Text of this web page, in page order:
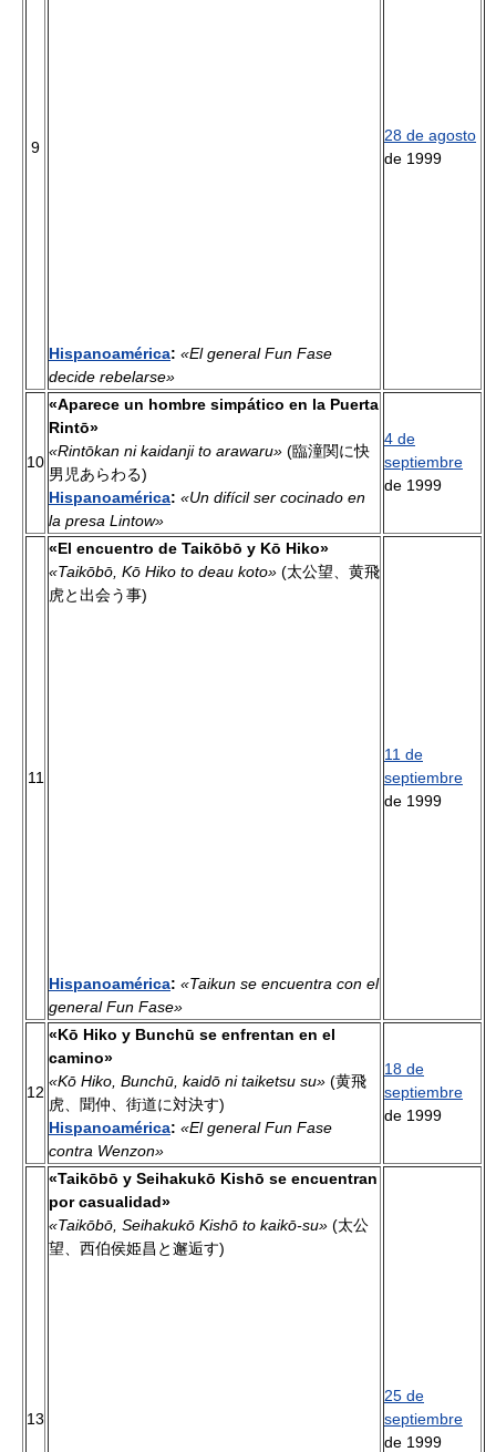
9
Hispanoamérica: «El general Fun Fase
decide rebelarse»
28 de agosto
de 1999
10
«Aparece un hombre simpático en la Puerta
Rintō»
«Rintōkan ni kaidanji to arawaru» (臨潼関に快
男児あらわる)
Hispanoamérica: «Un difícil ser cocinado en
la presa Lintow»
4 de
septiembre
de 1999
11
«El encuentro de Taikōbō y Kō Hiko»
«Taikōbō, Kō Hiko to deau koto» (太公望、黄飛
虎と出会う事)
Hispanoamérica: «Taikun se encuentra con el
general Fun Fase»
11 de
septiembre
de 1999
12
«Kō Hiko y Bunchū se enfrentan en el
camino»
«Kō Hiko, Bunchū, kaidō ni taiketsu su» (黄飛
虎、聞仲、街道に対決す)
Hispanoamérica: «El general Fun Fase
contra Wenzon»
18 de
septiembre
de 1999
13
«Taikōbō y Seihakukō Kishō se encuentran
por casualidad»
«Taikōbō, Seihakukō Kishō to kaikō-su» (太公
望、西伯侯姫昌と邂逅す)
25 de
septiembre
de 1999